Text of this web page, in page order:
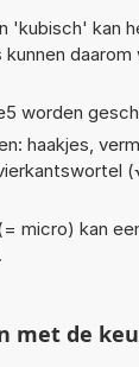
'kubisch' kan
worden
haakjes,
micro) kan
met de